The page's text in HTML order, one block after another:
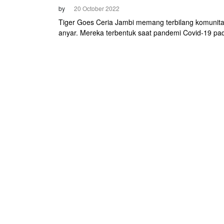
by 20 October 2022
Tiger Goes Ceria Jambi memang terbilang
anyar. Mereka terbentuk saat pandemi Covid-19